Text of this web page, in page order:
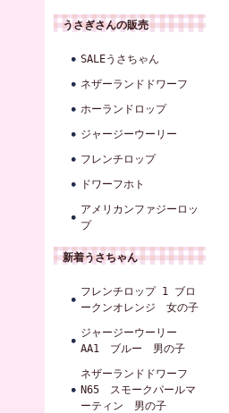
うさぎさんの販売
SALEうさちゃん
ネザーランドドワーフ
ホーランドロップ
ジャージーウーリー
フレンチロップ
ドワーフホト
アメリカンファジーロッ
プ
新着うさちゃん
フレンチロップ 1 ブロ
ークンオレンジ 女の子
ジャージーウーリー
AA1 ブルー 男の子
ネザーランドドワーフ
N65 スモークパールマ
ーティン 男の子